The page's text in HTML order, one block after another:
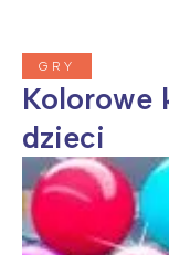
GRY
Kolorowe
dzieci